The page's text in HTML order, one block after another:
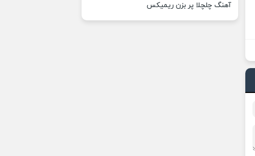
آهنگ چلچلا پر بزن ریمیکس